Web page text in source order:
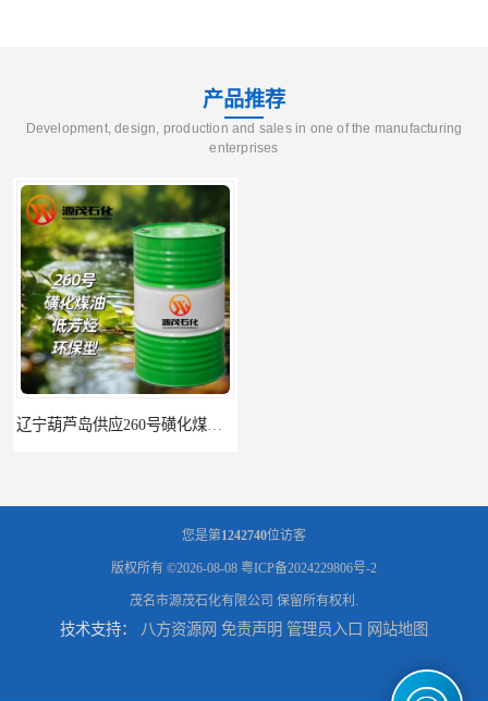
产品推荐
Development, design, production and sales in one of the manufacturing
enterprises
您是第1242740位访客
版权所有 ©2026-08-08 粤ICP备2024229806号-2
茂名市源茂石化有限公司 保留所有权利.
技术支持： 八方资源网 免责声明 管理员入口 网站地图